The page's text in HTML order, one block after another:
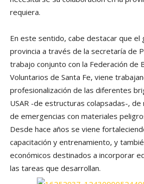
requiera.
En este sentido, cabe destacar que el
provincia a través de la secretaría de
trabajo conjunto con la Federación de
Voluntarios de Santa Fe, viene
profesionalización de las diferentes
USAR -de estructuras colapsadas-,
de emergencias con materiales
Desde hace años se viene
capacitación y entrenamiento, y
económicos destinados a incorporar
las tareas que desarrollan.